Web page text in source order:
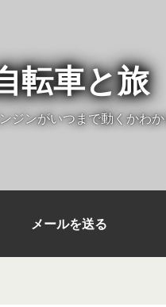
転車と旅
ジンがいつまで動くかわ
メールを送る